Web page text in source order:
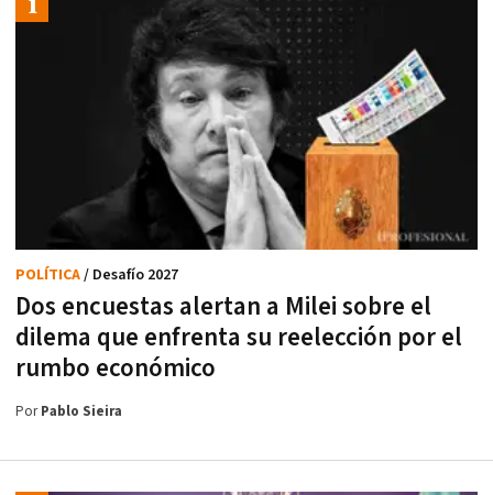
Dos encuestas alertan a Milei sobre el
dilema que enfrenta su reelección por el
rumbo económico
POLÍTICA/ Desafío 2027
PorPablo Sieira